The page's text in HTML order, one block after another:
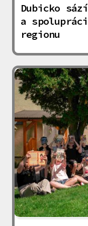
Dubicko
a
regionu